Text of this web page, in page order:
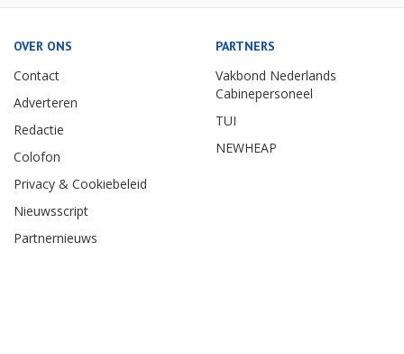
OVER ONS
Contact
Adverteren
Redactie
Colofon
Privacy & Cookiebeleid
Nieuwsscript
Partnernieuws
PARTNERS
Vakbond Nederlands
Cabinepersoneel
TUI
NEWHEAP